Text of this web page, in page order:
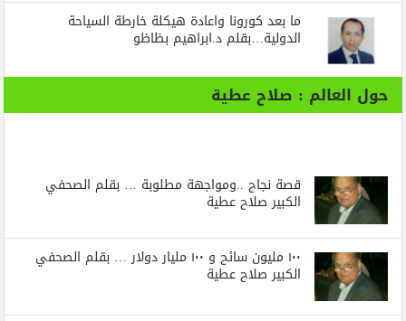
ما بعد كورونا واعادة هيكلة خارطة السياحة
الدولية…بقلم د.ابراهيم بظاظو
حول العالم : صلاح عطية
قصة نجاح ..ومواجهة مطلوبة … بقلم الصحفي
الكبير صلاح عطية
١٠٠ مليون سائح و ١٠٠ مليار دولار … بقلم الصحفي
الكبير صلاح عطية